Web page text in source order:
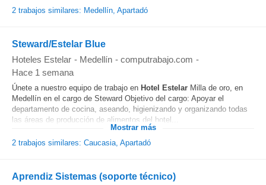
2 trabajos similares: Medellín, Apartadó
Steward/Estelar Blue
Hoteles Estelar - Medellín - computrabajo.com -
Hace 1 semana
Únete a nuestro equipo de trabajo en Hotel Estelar Milla de oro, en
Medellín en el cargo de Steward Objetivo del cargo: Apoyar el
departamento de cocina, aseando, higienizando y organizando todas
las áreas de producción de alimentos del hotel...
Mostrar más
2 trabajos similares: Caucasia, Apartadó
Aprendiz Sistemas (soporte técnico)